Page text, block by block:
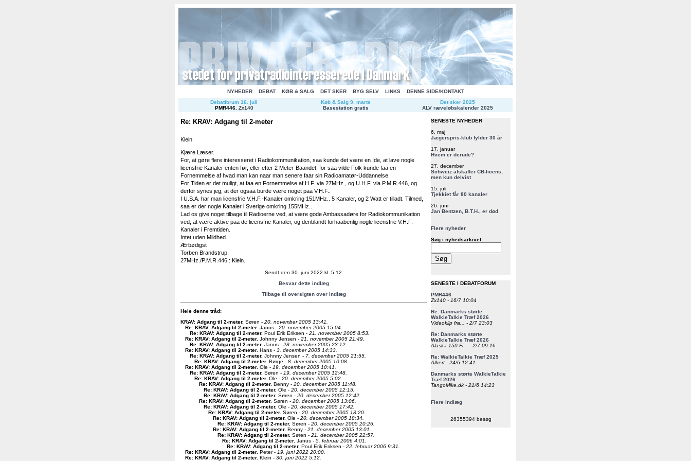
NYHEDER DEBAT KØB & SALG DET SKER BYG SELV LINKS
DENNE SIDE/KONTAKT
Debatforum 16. juli
PMR446. Zx140
Køb & Salg 9. marts
Basestation gratis
Det sker 2025
ALV ræveløbskalender 2025
Re: KRAV: Adgang til 2-meter
Klein
Kjære Læser.
For, at gøre flere interesseret i Radiokommunikation, saa kunde det være en Ide, at lave nogle
licensfrie Kanaler enten før, eller efter 2 Meter-Baandet, for saa vilde Folk kunde faa en
Fornemmelse af hvad man kan naar man senere faar sin Radioamatør-Uddannelse.
For Tiden er det muligt, at faa en Fornemmelse af H.F. via 27MHz., og U.H.F. via P.M.R.446, og
derfor synes jeg, at der ogsaa burde være noget paa V.H.F..
I U.S.A. har man licensfrie V.H.F.-Kanaler omkring 151MHz.. 5 Kanaler, og 2 Watt er tilladt. Tilmed,
saa er der nogle Kanaler i Sverige omkring 155MHz..
Lad os give noget tilbage til Radioerne ved, at være gode Ambassadøre for Radiokommunikation
ved, at være aktive paa de licensfrie Kanaler, og deriblandt forhaabenlig nogle licensfrie V.H.F.-
Kanaler i Fremtiden.
Intet uden Mildhed.
Ærbødigst
Torben Brandstrup.
27MHz./P.M.R.446.: Klein.
Sendt den 30. juni 2022 kl. 5:12.
Besvar dette indlæg
Tilbage til oversigten over indlæg
Hele denne tråd:
KRAV: Adgang til 2-meter. Søren - 20. november 2005 13:41.
Re: KRAV: Adgang til 2-meter. Janus - 20. november 2005 15:04.
Re: KRAV: Adgang til 2-meter. Poul Erik Eriksen - 21. november 2005 8:53.
Re: KRAV: Adgang til 2-meter. Johnny Jensen - 21. november 2005 21:49.
Re: KRAV: Adgang til 2-meter. Janus - 28. november 2005 23:12.
Re: KRAV: Adgang til 2-meter. Hans - 3. december 2005 14:33.
Re: KRAV: Adgang til 2-meter. Johnny Jensen - 7. december 2005 21:55.
Re: KRAV: Adgang til 2-meter. Børge - 8. december 2005 10:08.
Re: KRAV: Adgang til 2-meter. Ole - 19. december 2005 10:41.
Re: KRAV: Adgang til 2-meter. Søren - 19. december 2005 12:48.
Re: KRAV: Adgang til 2-meter. Ole - 20. december 2005 5:02.
Re: KRAV: Adgang til 2-meter. Benny - 20. december 2005 11:48.
Re: KRAV: Adgang til 2-meter. Ole - 20. december 2005 12:15.
Re: KRAV: Adgang til 2-meter. Søren - 20. december 2005 12:42.
Re: KRAV: Adgang til 2-meter. Søren - 20. december 2005 13:06.
Re: KRAV: Adgang til 2-meter. Ole - 20. december 2005 17:42.
Re: KRAV: Adgang til 2-meter. Søren - 20. december 2005 18:20.
Re: KRAV: Adgang til 2-meter. Ole - 20. december 2005 18:34.
Re: KRAV: Adgang til 2-meter. Søren - 20. december 2005 20:26.
Re: KRAV: Adgang til 2-meter. Benny - 21. december 2005 13:01.
Re: KRAV: Adgang til 2-meter. Søren - 21. december 2005 22:57.
Re: KRAV: Adgang til 2-meter. Janus - 5. februar 2006 4:01.
Re: KRAV: Adgang til 2-meter. Poul Erik Eriksen - 22. februar 2006 9:31.
Re: KRAV: Adgang til 2-meter. Peter - 19. juni 2022 20:00.
Re: KRAV: Adgang til 2-meter. Klein - 30. juni 2022 5:12.
SENESTE NYHEDER
6. maj
Jægerspris-klub fylder 30 år
17. januar
Hvem er derude?
27. december
Schweiz afskaffer CB-licens,
men kun delvist
15. juli
Tjekkiet får 80 kanaler
26. juni
Jan Bentzen, B.T.H., er død
Flere nyheder
Søg i nyhedsarkivet
SENESTE I DEBATFORUM
PMR446
Zx140 - 16/7 10:04
Re: Danmarks størte
WalkieTalkie Træf 2026
Videoklip fra... - 2/7 23:03
Re: Danmarks størte
WalkieTalkie Træf 2026
Alaska 150 Fi... - 2/7 09:16
Re: WalkieTalkie Træf 2025
Albert - 24/6 12:41
Danmarks størte WalkieTalkie
Træf 2026
TangoMike.dk - 21/6 14:23
Flere indlæg
26355394 besøg